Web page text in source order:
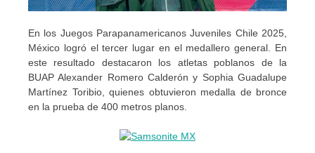
En los Juegos Parapanamericanos Juveniles Chile 2025,
México logró el tercer lugar en el medallero general. En
este resultado destacaron los atletas poblanos de la
BUAP Alexander Romero Calderón y Sophia Guadalupe
Martínez Toribio, quienes obtuvieron medalla de bronce
en la prueba de 400 metros planos.